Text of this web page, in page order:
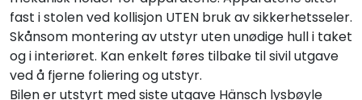
fast i stolen ved kollisjon UTEN bruk av sikkerhetsseler.
Skånsom montering av utstyr uten unødige hull i taket
og i interiøret. Kan enkelt føres tilbake til sivil utgave
ved å fjerne foliering og utstyr.
Bilen er utstyrt med siste utgave Hänsch lysbøyle